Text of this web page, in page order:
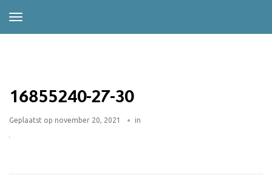
16855240-27-30
Geplaatst op november 20, 2021 in